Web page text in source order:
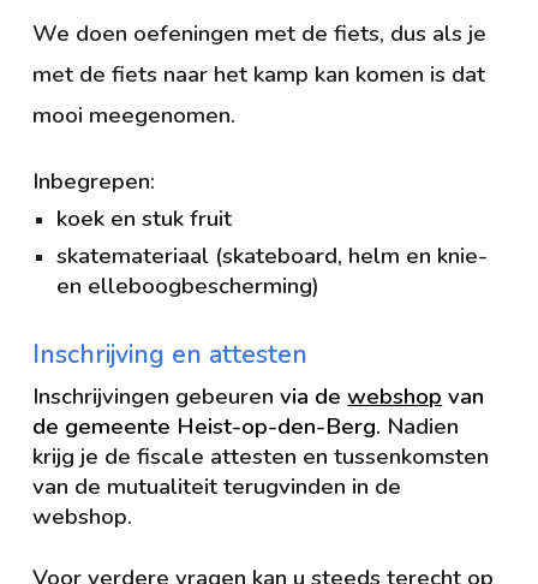
We doen oefeningen met de fiets, dus als je
met de fiets naar het kamp kan komen is dat
mooi meegenomen.
Inbegrepen:
koek en stuk fruit
skatemateriaal (skateboard, helm en knie-
en elleboogbescherming)
Inschrijving en attesten
Inschrijvingen gebeuren via dewebshop van
de gemeente Heist-op-den-Berg. Nadien
krijg je de fiscale attesten en tussenkomsten
van de mutualiteit terugvinden in de
webshop.
Voor verdere vragen kan u steeds terecht op